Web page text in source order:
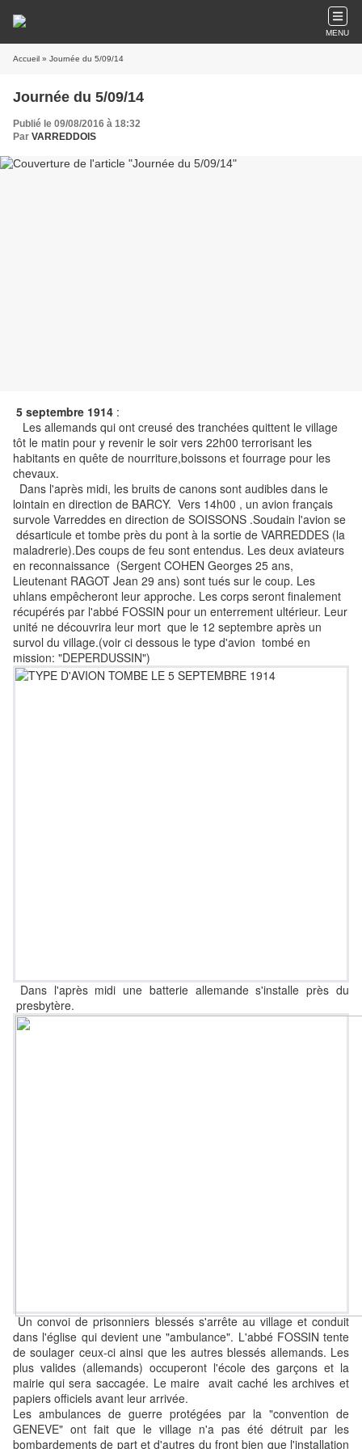
MENU
Accueil » Journée du 5/09/14
Journée du 5/09/14
Publié le 09/08/2016 à 18:32
Par VARREDDOIS
5 septembre 1914 :
Les allemands qui ont creusé des tranchées quittent le village
tôt le matin pour y revenir le soir vers 22h00 terrorisant les
habitants en quête de nourriture,boissons et fourrage pour les
chevaux.
Dans l'après midi, les bruits de canons sont audibles dans le
lointain en direction de BARCY. Vers 14h00 , un avion français
survole Varreddes en direction de SOISSONS .Soudain l'avion se
désarticule et tombe près du pont à la sortie de VARREDDES (la
maladrerie).Des coups de feu sont entendus. Les deux aviateurs
en reconnaissance (Sergent COHEN Georges 25 ans,
Lieutenant RAGOT Jean 29 ans) sont tués sur le coup. Les
uhlans empêcheront leur approche. Les corps seront finalement
récupérés par l'abbé FOSSIN pour un enterrement ultérieur. Leur
unité ne découvrira leur mort que le 12 septembre après un
survol du village.(voir ci dessous le type d'avion tombé en
mission: "DEPERDUSSIN")
Dans l'après midi une batterie allemande s'installe près du
presbytère.
Un convoi de prisonniers blessés s'arrête au village et conduit
dans l'église qui devient une "ambulance". L'abbé FOSSIN tente
de soulager ceux-ci ainsi que les autres blessés allemands. Les
plus valides (allemands) occuperont l'école des garçons et la
mairie qui sera saccagée. Le maire avait caché les archives et
papiers officiels avant leur arrivée.
Les ambulances de guerre protégées par la "convention de
GENEVE" ont fait que le village n'a pas été détruit par les
bombardements de part et d'autres du front bien que l'installation